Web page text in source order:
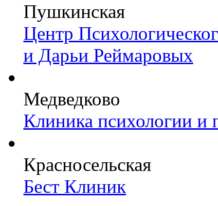
Пушкинская
Центр
и Дарьи Реймаровых
Медведково
Клиника психологии и
Красносельская
Бест Клиник